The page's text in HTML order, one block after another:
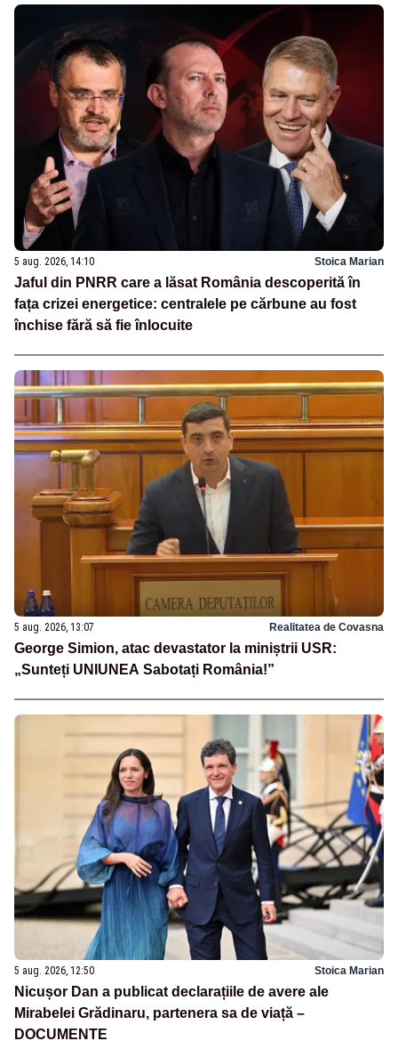
5 aug. 2026, 14:10 Stoica Marian
Jaful din PNRR care a lăsat România descoperită în
fața crizei energetice: centralele pe cărbune au fost
închise fără să fie înlocuite
5 aug. 2026, 13:07 Realitatea de Covasna
George Simion, atac devastator la miniștrii USR:
„Sunteți UNIUNEA Sabotați România!”
5 aug. 2026, 12:50 Stoica Marian
Nicușor Dan a publicat declarațiile de avere ale
Mirabelei Grădinaru, partenera sa de viață –
DOCUMENTE